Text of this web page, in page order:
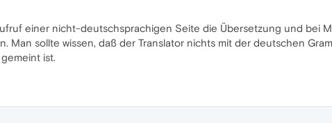
einer nicht-deutschsprachigen Seite die Übersetzung und bei
Man sollte wissen, daß der Translator nichts mit der deutschen
ist.